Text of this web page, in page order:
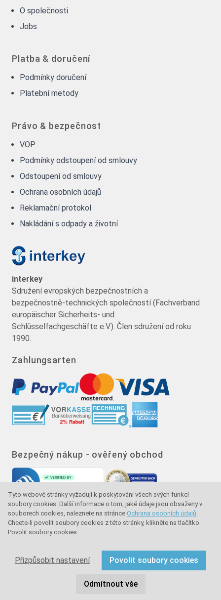
Tyto webové stránky vyžadují k poskytování všech svých funkcí
soubory cookies. Další informace o tom, jaké údaje jsou obsaženy v
souborech cookies, naleznete na stránce Ochrana osobních údajů.
Chcete-li povolit soubory cookies z této stránky, klikněte na tlačítko
Povolit soubory cookies.
Přizpůsobit nastavení Povolit soubory cookies
Odmítnout vše
O společnosti
Jobs
Platba & doručení
Podmínky doručení
Platební metody
Právo & bezpečnost
VOP
Podmínky odstoupení od smlouvy
Odstoupení od smlouvy
Ochrana osobních údajů
Reklamační protokol
Nakládání s odpady a životní
interkey
Sdružení evropských bezpečnostních a
bezpečnostně-technických společností (Fachverband
europäischer Sicherheits- und
Schlüsselfachgeschäfte e.V.). Člen sdružení od roku
1990.
Zahlungsarten
Bezpečný nákup - ověřený obchod
Značka kvality - ochrana kupujícího - ochrana
Copyright © 2024 sullus GmbH & Co. KG. Všechna práva